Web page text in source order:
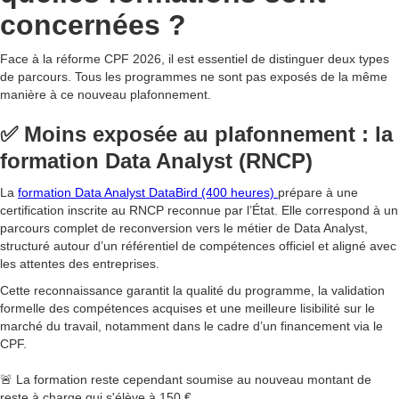
concernées ?
Face à la réforme CPF 2026, il est essentiel de distinguer deux types
de parcours. Tous les programmes ne sont pas exposés de la même
manière à ce nouveau plafonnement.
✅ Moins exposée au plafonnement : la
formation Data Analyst (RNCP)
La formation Data Analyst DataBird (400 heures) prépare à une
certification inscrite au RNCP reconnue par l’État. Elle correspond à un
parcours complet de reconversion vers le métier de Data Analyst,
structuré autour d’un référentiel de compétences officiel et aligné avec
les attentes des entreprises.
Cette reconnaissance garantit la qualité du programme, la validation
formelle des compétences acquises et une meilleure lisibilité sur le
marché du travail, notamment dans le cadre d’un financement via le
CPF.
🚨 La formation reste cependant soumise au nouveau montant de